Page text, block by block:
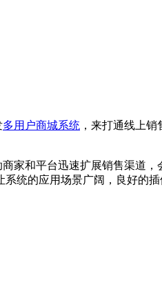
多用户商城系统 ，来打通线上
家和平台迅速扩展销售渠道
统的应用场景广阔，良好的插